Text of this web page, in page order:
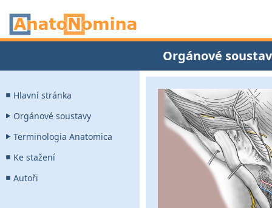
Orgánové
Hlavní stránka
Orgánové soustavy
Terminologia Anatomica
Ke stažení
Autoři